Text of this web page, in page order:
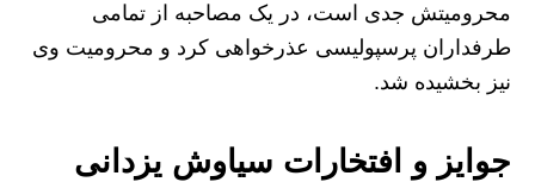
محرومیتش جدی است، در یک مصاحبه از تمامی
طرفداران پرسپولیسی عذرخواهی کرد و محرومیت وی
نیز بخشیده شد.
جوایز و افتخارات سیاوش یزدانی